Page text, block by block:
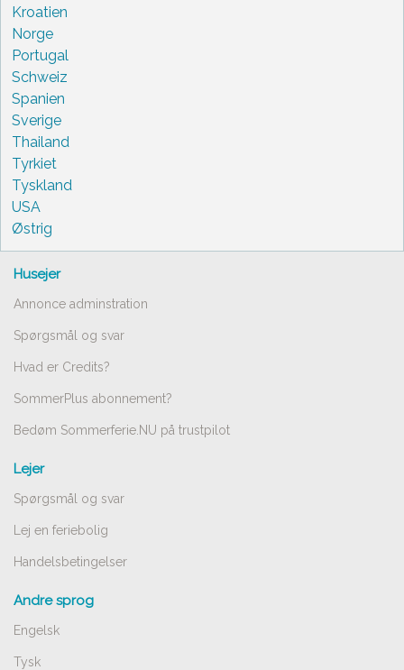
Kroatien
Norge
Portugal
Schweiz
Spanien
Sverige
Thailand
Tyrkiet
Tyskland
USA
Østrig
Husejer
Annonce adminstration
Spørgsmål og svar
Hvad er Credits?
SommerPlus abonnement?
Bedøm Sommerferie.NU på trustpilot
Lejer
Spørgsmål og svar
Lej en feriebolig
Handelsbetingelser
Andre sprog
Engelsk
Tysk